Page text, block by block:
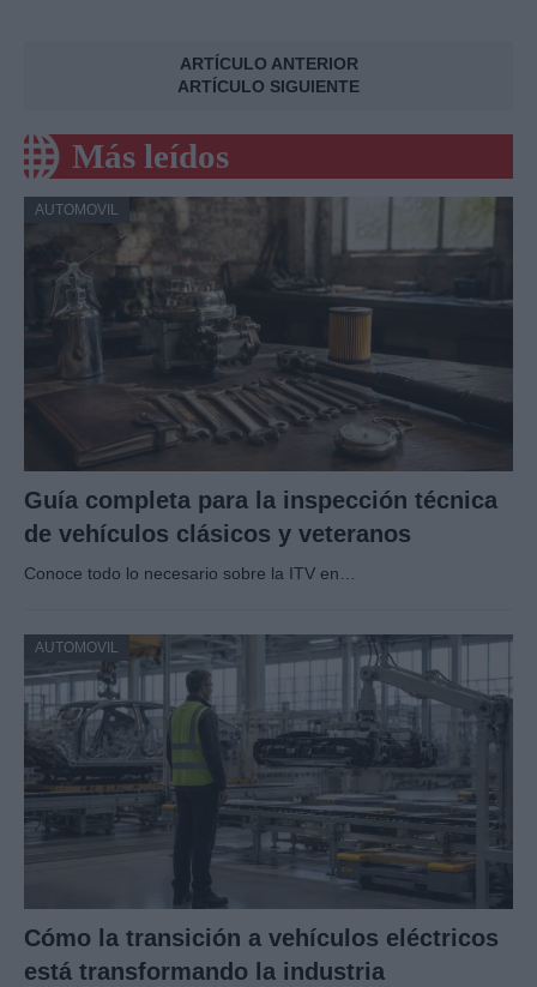
ARTÍCULO ANTERIOR
ARTÍCULO SIGUIENTE
Más leídos
AUTOMOVIL
Guía completa para la inspección técnica
de vehículos clásicos y veteranos
Conoce todo lo necesario sobre la ITV en…
AUTOMOVIL
Cómo la transición a vehículos eléctricos
está transformando la industria